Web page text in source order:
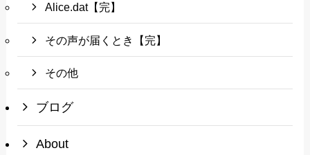
Alice.dat【完】
その声が届くとき【完】
その他
ブログ
About